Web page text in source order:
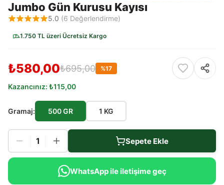
Jumbo Gün Kurusu Kayısı
5.0 (6 Değerlendirme)
1.750 TL üzeri Ücretsiz Kargo
₺580,00₺695,00 %17
Kazancınız: ₺115,00
Gramaj: 500 GR 1 KG
1 Sepete Ekle
WhatsApp ile iletişime geç